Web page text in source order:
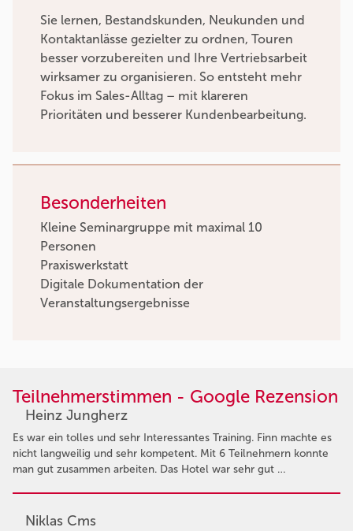
Sie lernen, Bestandskunden, Neukunden und
Kontaktanlässe gezielter zu ordnen, Touren
besser vorzubereiten und Ihre Vertriebsarbeit
wirksamer zu organisieren. So entsteht mehr
Fokus im Sales-Alltag – mit klareren
Prioritäten und besserer Kundenbearbeitung.
Besonderheiten
Kleine Seminargruppe mit maximal 10
Personen
Praxiswerkstatt
Digitale Dokumentation der
Veranstaltungsergebnisse
Teilnehmerstimmen - Google Rezension
Heinz Jungherz
Es war ein tolles und sehr Interessantes Training. Finn machte es
nicht langweilig und sehr kompetent. Mit 6 Teilnehmern konnte
man gut zusammen arbeiten. Das Hotel war sehr gut …
Niklas Cms